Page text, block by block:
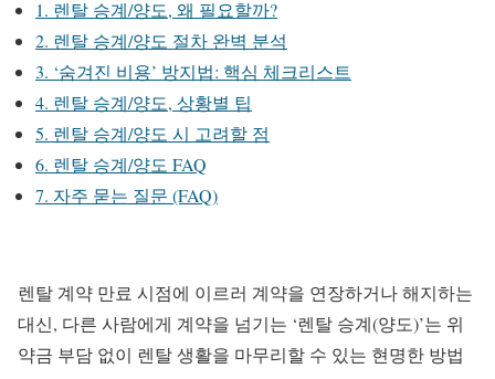
1. 렌탈 승계/양도, 왜 필요할까?
2. 렌탈 승계/양도 절차 완벽 분석
3. ‘숨겨진 비용’ 방지법: 핵심 체크리스트
4. 렌탈 승계/양도, 상황별 팁
5. 렌탈 승계/양도 시 고려할 점
6. 렌탈 승계/양도 FAQ
7. 자주 묻는 질문 (FAQ)
렌탈 계약 만료 시점에 이르러 계약을 연장하거나 해지하는
대신, 다른 사람에게 계약을 넘기는 ‘렌탈 승계(양도)’는 위
약금 부담 없이 렌탈 생활을 마무리할 수 있는 현명한 방법